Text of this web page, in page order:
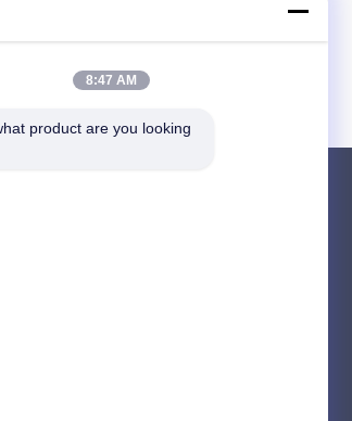
8:47 AM
product are you looking